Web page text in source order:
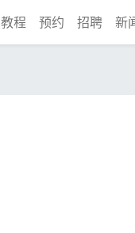
教程 预约 招聘 新